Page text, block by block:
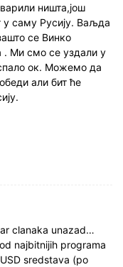
ништа,још
у саму Русију. Ваљда
се Винко
. Ми смо се уздали у
ок. Можемо да
али бит ће
clanaka unazad…
najbitnijih programa
sredstava (po